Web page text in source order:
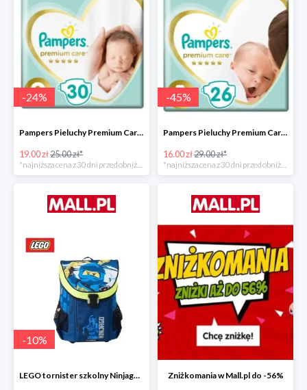
-24%
Pampers Pieluchy Premium Care 0 Newborn -24%
19.00 zł25.00 zł*
*najniższa cena z 30 dni przed obniżką
-45%
Pampers Pieluchy Premium Care 1 Newborn -44%
16.00 zł29.00 zł*
*najniższa cena z 30 dni przed obniżką
-10%
LEGO tornister szkolny Ninjago JAY of Lightning Easy Zniżkomania w Mall.pl do -56%